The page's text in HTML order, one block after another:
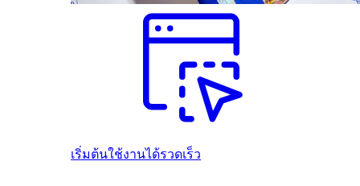
เริ่มต้นใช้งานได้รวดเร็ว